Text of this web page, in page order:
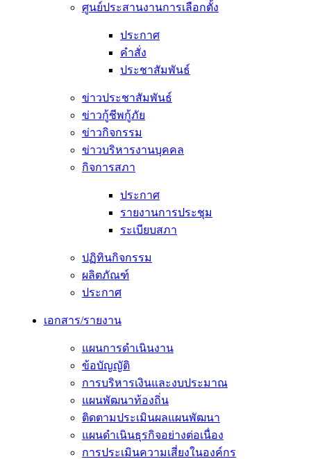
ศูนย์ประสานงานการเลือกตั้ง
ประกาศ
คำสั่ง
ประชาสัมพันธ์
ข่าวประชาสัมพันธ์
ข่าวกู้ชีพกู้ภัย
ข่าวกิจกรรม
ข่าวบริหารงานบุคคล
กิจการสภา
ประกาศ
รายงานการประชุม
ระเบียบสภา
ปฏิทินกิจกรรม
ผลิตภัณฑ์
ประกาศ
เอกสาร/รายงาน
แผนการดำเนินงาน
ข้อบัญญัติ
การบริหารเงินและงบประมาณ
แผนพัฒนาท้องถิ่น
ติดตามประเมินผลแผนพัฒนา
แผนดำเนินธุรกิจอย่างต่อเนื่อง
การประเมินความเสี่ยงในองค์กร